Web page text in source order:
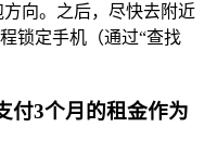
方向。之后，尽快去附近
锁定手机（通过“查找
付3个月的租金作为